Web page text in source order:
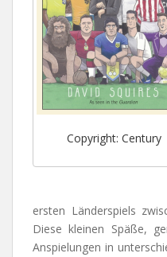
Copyright: Century
ersten Länderspiels
Diese kleinen Späße,
Anspielungen in